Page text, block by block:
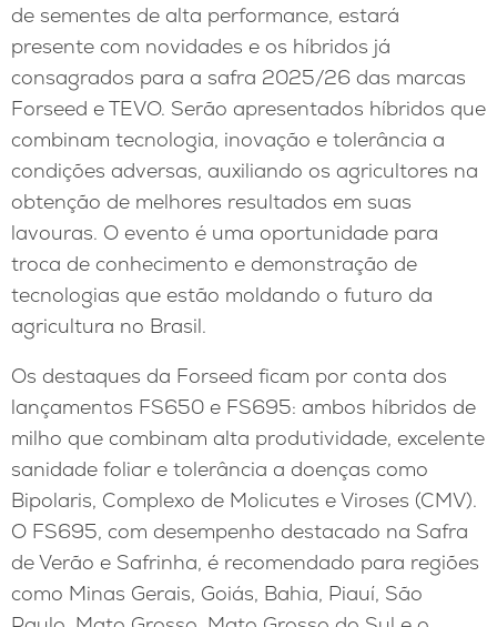
de sementes de alta performance, estará
presente com novidades e os híbridos já
consagrados para a safra 2025/26 das marcas
Forseed e TEVO. Serão apresentados híbridos que
combinam tecnologia, inovação e tolerância a
condições adversas, auxiliando os agricultores na
obtenção de melhores resultados em suas
lavouras. O evento é uma oportunidade para
troca de conhecimento e demonstração de
tecnologias que estão moldando o futuro da
agricultura no Brasil.
Os destaques da Forseed ficam por conta dos
lançamentos FS650 e FS695: ambos híbridos de
milho que combinam alta produtividade, excelente
sanidade foliar e tolerância a doenças como
Bipolaris, Complexo de Molicutes e Viroses (CMV).
O FS695, com desempenho destacado na Safra
de Verão e Safrinha, é recomendado para regiões
como Minas Gerais, Goiás, Bahia, Piauí, São